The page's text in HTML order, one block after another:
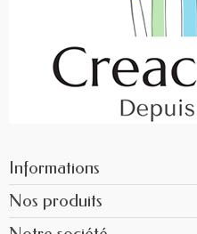
Informations
Nos produits